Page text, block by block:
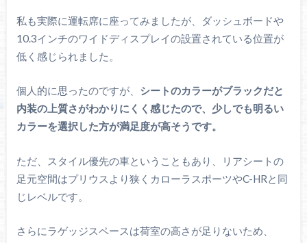
私も実際に運転席に座ってみましたが、ダッシュボードや
10.3インチのワイドディスプレイの設置されている位置が
低く感じられました。
個人的に思ったのですが、 シートのカラーがブラックだと
内装の上質さがわかりにくく感じたので、少しでも明るい
カラーを選択した方が満足度が高そうです。
ただ、スタイル優先の車ということもあり、リアシートの
足元空間はプリウスより狭くカローラスポーツやC-HRと同
じレベルです。
さらにラゲッジスペースは荷室の高さが足りないため、